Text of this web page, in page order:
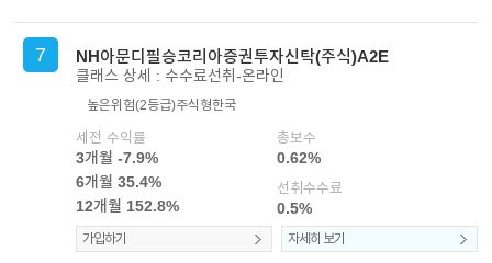
7 NH아문디필승코리아증권투자신탁(주식)A2E
클래스 상세 : 수수료선취-온라인
높은위험(2등급)주식형한국
세전 수익률
3개월 -7.9%
6개월 35.4%
12개월 152.8%
총보수
0.62%
선취수수료
0.5%
가입하기 자세히 보기